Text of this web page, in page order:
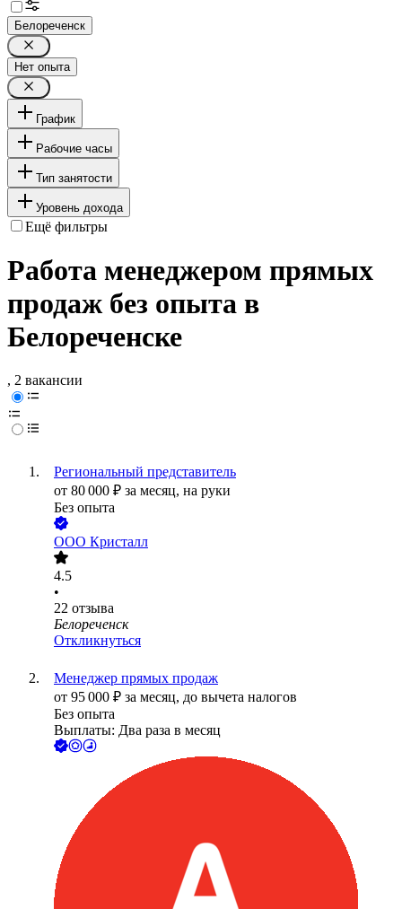
Белореченск
Нет опыта
График
Рабочие часы
Тип занятости
Уровень дохода
Ещё фильтры
Работа менеджером прямых
продаж без опыта в
Белореченске
, 2 вакансии
Региональный представитель
от 80 000 ₽ за месяц, на руки
Без опыта
ООО Кристалл
4.5
•
22 отзыва
Белореченск
Откликнуться
Менеджер прямых продаж
от 95 000 ₽ за месяц, до вычета налогов
Без опыта
Выплаты: Два раза в месяц